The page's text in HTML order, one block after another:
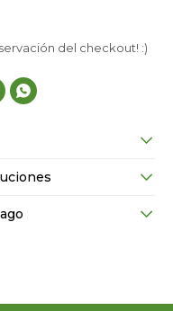
del checkout! :)
